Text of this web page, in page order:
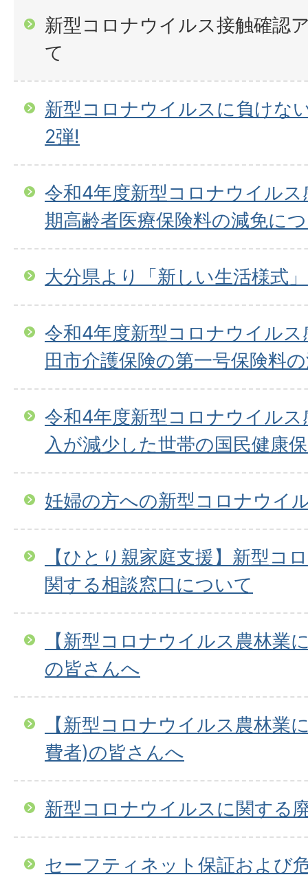
新型コロナウイルス接触確認
て
新型コロナウイルスに負けな
2弾!
令和4年度新型コロナウイル
期高齢者医療保険料の減免に
大分県より「新しい生活様式
令和4年度新型コロナウイル
田市介護保険の第一号保険料
令和4年度新型コロナウイル
入が減少した世帯の国民健康
妊婦の方への新型コロナウイ
【ひとり親家庭支援】新型コ
関する相談窓口について
【新型コロナウイルス農林業
の皆さんへ
【新型コロナウイルス農林業
費者)の皆さんへ
新型コロナウイルスに関する
セーフティネット保証および